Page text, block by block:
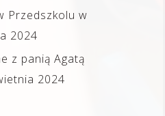
Przedszkolu w
2024
z panią Agatą
2024